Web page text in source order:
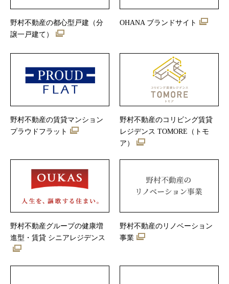
野村不動産の都心型戸建（分
譲一戸建て）
OHANA ブランドサイト
野村不動産の賃貸マンション
プラウドフラット
野村不動産のコリビング賃貸
レジデンス TOMORE（トモ
ア）
野村不動産グループの健康増
進型・賃貸 シニアレジデンス
野村不動産のリノベーション
事業